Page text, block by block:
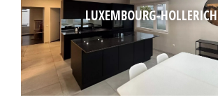
LUXEMBOURG-HOLLERICH